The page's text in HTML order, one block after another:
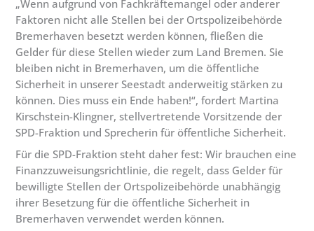
„Wenn aufgrund von Fachkräftemangel oder anderer
Faktoren nicht alle Stellen bei der Ortspolizeibehörde
Bremerhaven besetzt werden können, fließen die
Gelder für diese Stellen wieder zum Land Bremen. Sie
bleiben nicht in Bremerhaven, um die öffentliche
Sicherheit in unserer Seestadt anderweitig stärken zu
können. Dies muss ein Ende haben!“, fordert Martina
Kirschstein-Klingner, stellvertretende Vorsitzende der
SPD-Fraktion und Sprecherin für öffentliche Sicherheit.
Für die SPD-Fraktion steht daher fest: Wir brauchen eine
Finanzzuweisungsrichtlinie, die regelt, dass Gelder für
bewilligte Stellen der Ortspolizeibehörde unabhängig
ihrer Besetzung für die öffentliche Sicherheit in
Bremerhaven verwendet werden können.